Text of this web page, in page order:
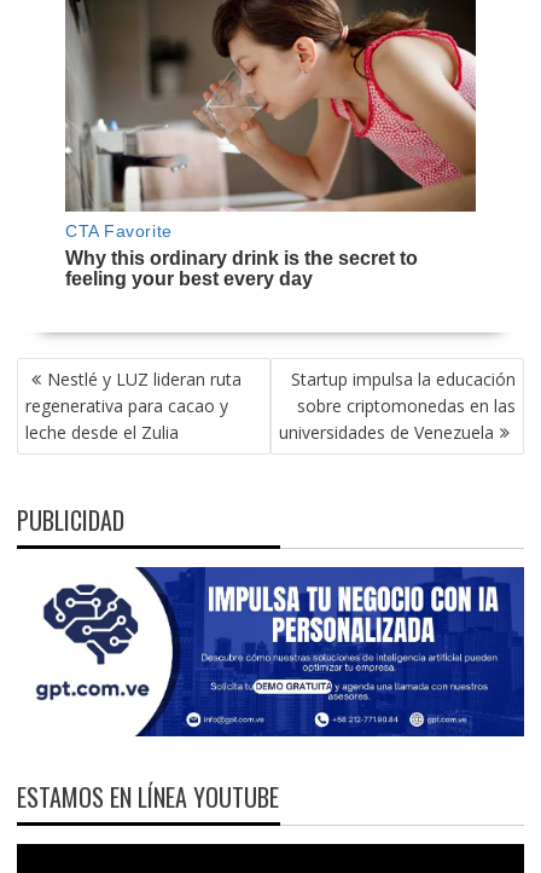
NAVEGACIÓN
DE
ENTRADAS
Nestlé y LUZ lideran ruta
regenerativa para cacao y
leche desde el Zulia
Startup impulsa la educación
sobre criptomonedas en las
universidades de Venezuela
PUBLICIDAD
ESTAMOS EN LÍNEA YOUTUBE